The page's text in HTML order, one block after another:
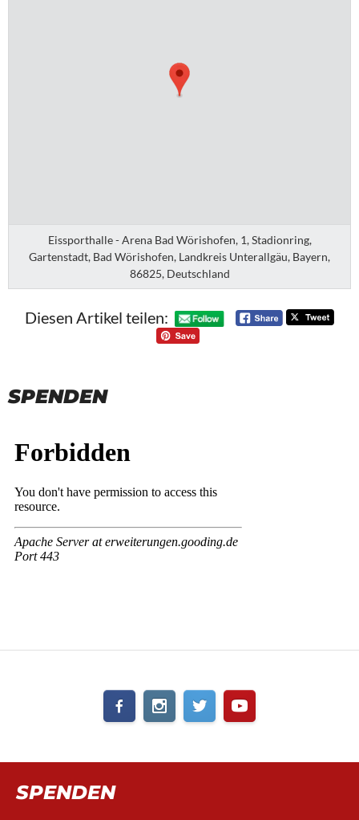
Eissporthalle - Arena Bad Wörishofen, 1, Stadionring,
Gartenstadt, Bad Wörishofen, Landkreis Unterallgäu, Bayern,
86825, Deutschland
Diesen Artikel teilen:
SPENDEN
SPENDEN